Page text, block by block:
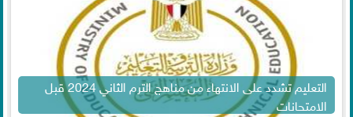
التعليم تشدد على الانتهاء من مناهج الترم الثاني 2024 قبل
الامتحانات